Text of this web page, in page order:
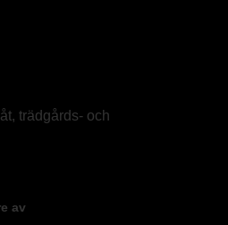
trädgårds- och
av